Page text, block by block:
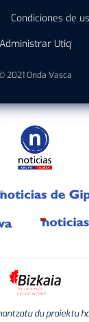
Condiciones de
Administrar Utiq
2021 Onda Vasca
du proiektu